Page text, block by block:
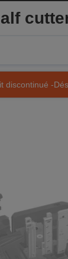
discontinué -